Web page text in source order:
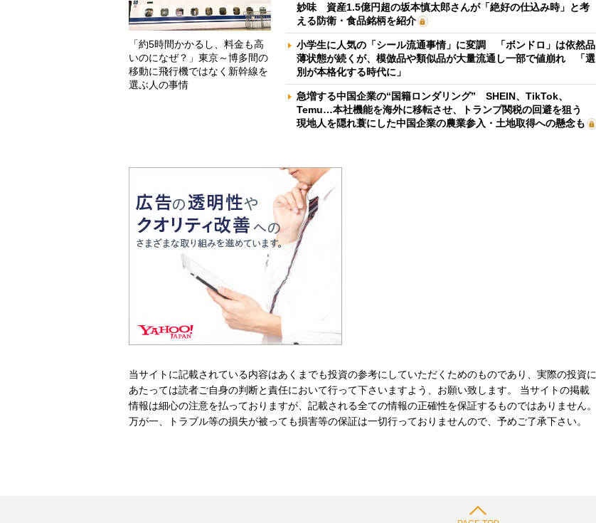
「約5時間かかるし、料金も高
いのになぜ？」東京～博多間の
移動に飛行機ではなく新幹線を
選ぶ人の事情
妙味 資産1.5億円超の坂本慎太郎さんが「絶好の仕込み時」と考
える防衛・食品銘柄を紹介
小学生に人気の「シール流通事情」に変調 「ボンドロ」は依然品
薄状態が続くが、模倣品や類似品が大量流通し一部で値崩れ 「選
別が本格化する時代に」
急増する中国企業の“国籍ロンダリング” SHEIN、TikTok、
Temu…本社機能を海外に移転させ、トランプ関税の回避を狙う
現地人を隠れ蓑にした中国企業の農業参入・土地取得への懸念も
当サイトに記載されている内容はあくまでも投資の参考にしていただくためのものであり、実際の投資に
あたっては読者ご自身の判断と責任において行って下さいますよう、お願い致します。 当サイトの掲載
情報は細心の注意を払っておりますが、記載される全ての情報の正確性を保証するものではありません。
万が一、トラブル等の損失が被っても損害等の保証は一切行っておりませんので、予めご了承下さい。